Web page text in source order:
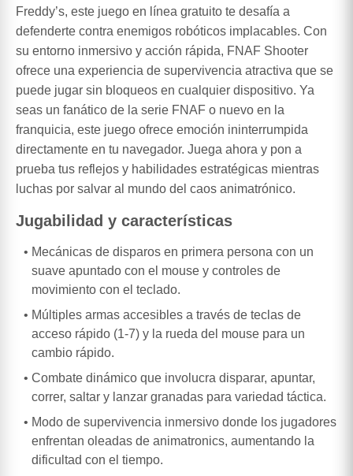
Freddy’s, este juego en línea gratuito te desafía a
defenderte contra enemigos robóticos implacables. Con
su entorno inmersivo y acción rápida, FNAF Shooter
ofrece una experiencia de supervivencia atractiva que se
puede jugar sin bloqueos en cualquier dispositivo. Ya
seas un fanático de la serie FNAF o nuevo en la
franquicia, este juego ofrece emoción ininterrumpida
directamente en tu navegador. Juega ahora y pon a
prueba tus reflejos y habilidades estratégicas mientras
luchas por salvar al mundo del caos animatrónico.
Jugabilidad y características
Mecánicas de disparos en primera persona con un
suave apuntado con el mouse y controles de
movimiento con el teclado.
Múltiples armas accesibles a través de teclas de
acceso rápido (1-7) y la rueda del mouse para un
cambio rápido.
Combate dinámico que involucra disparar, apuntar,
correr, saltar y lanzar granadas para variedad táctica.
Modo de supervivencia inmersivo donde los jugadores
enfrentan oleadas de animatronics, aumentando la
dificultad con el tiempo.